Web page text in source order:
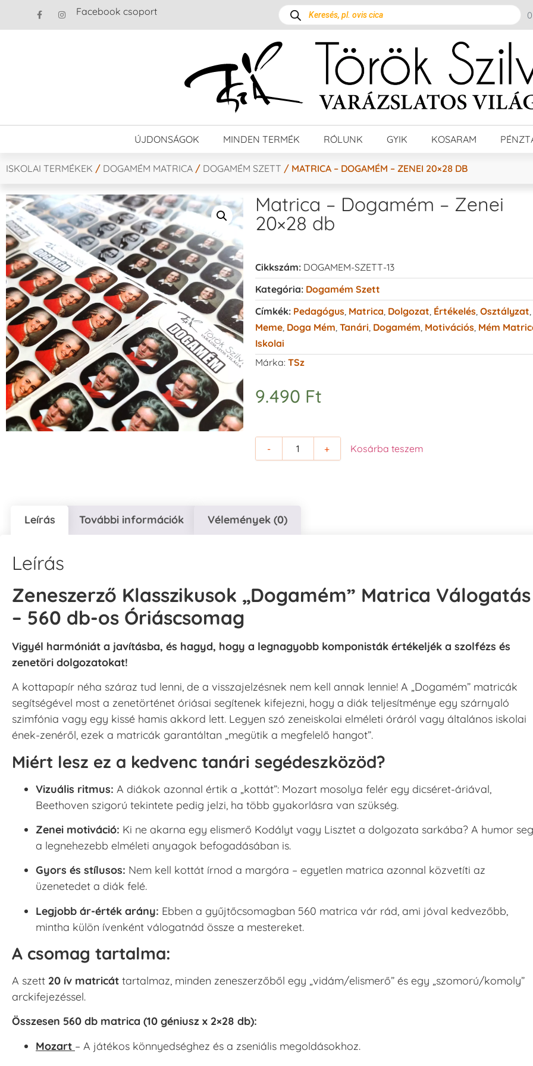
Facebook csoport
ÚJDONSÁGOK MINDEN TERMÉK RÓLUNK GYIK KOSARAM
ISKOLAI TERMÉKEK / DOGAMÉM MATRICA / DOGAMÉM SZETT / MATRICA – DOGAMÉM – ZENEI 20×28 DB
Matrica – Dogamém – Zenei
20×28 db
Cikkszám: DOGAMEM-SZETT-13
Kategória: Dogamém Szett
Címkék: Pedagógus, Matrica Dolgozat Értékelés, Osztályzat
Meme, Doga Mém Tanári Dogamém Motivációs, Mém
Iskolai
Márka: TSz
9.490 Ft
- + Kosárba teszem
Leírás További információk Vélemények (0)
Leírás
Zeneszerző Klasszikusok „Dogamém” Matrica Válogatás
– 560 db-os Óriáscsomag
Vigyél harmóniát a javításba, és hagyd, hogy a legnagyobb komponisták értékeljék a szolfézs és
zenetöri dolgozatokat!
A kottapapír néha száraz tud lenni, de a visszajelzésnek nem kell annak lennie! A „Dogamém” matricák
segítségével most a zenetörténet óriásai segítenek kifejezni, hogy a diák teljesítménye egy szárnyaló
szimfónia vagy egy kissé hamis akkord lett. Legyen szó zeneiskolai elméleti óráról vagy általános iskolai
ének-zenéről, ezek a matricák garantáltan „megütik a megfelelő hangot”.
Miért lesz ez a kedvenc tanári segédeszközöd?
Vizuális ritmus: A diákok azonnal értik a „kottát”: Mozart mosolya felér egy dicséret-áriával,
Beethoven szigorú tekintete pedig jelzi, ha több gyakorlásra van szükség.
Zenei motiváció: Ki ne akarna egy elismerő Kodályt vagy Lisztet a dolgozata sarkába? A humor
a legnehezebb elméleti anyagok befogadásában is.
Gyors és stílusos: Nem kell kottát írnod a margóra – egyetlen matrica azonnal közvetíti az
üzenetedet a diák felé.
Legjobb ár-érték arány: Ebben a gyűjtőcsomagban 560 matrica vár rád, ami jóval kedvezőbb,
mintha külön ívenként válogatnád össze a mestereket.
A csomag tartalma:
A szett 20 ív matricát tartalmaz, minden zeneszerzőből egy „vidám/elismerő” és egy „szomorú/komoly”
arckifejezéssel.
Összesen 560 db matrica (10 géniusz x 2×28 db):
Mozart – A játékos könnyedséghez és a zseniális megoldásokhoz.